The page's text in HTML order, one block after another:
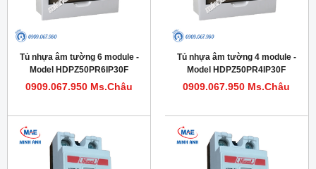
Tủ nhựa âm tường 6 module -
Model HDPZ50PR6IP30F
0909.067.950 Ms.Châu
Tủ nhựa âm tường 4 module -
Model HDPZ50PR4IP30F
0909.067.950 Ms.Châu